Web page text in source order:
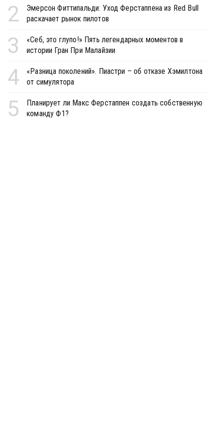
2
Эмерсон Фиттипальди: Уход Ферстаппена из Red Bull
раскачает рынок пилотов
3
«Себ, это глупо!» Пять легендарных моментов в
истории Гран При Малайзии
4
«Разница поколений». Пиастри – об отказе Хэмилтона
от симулятора
5
Планирует ли Макс Ферстаппен создать собственную
команду Ф1?